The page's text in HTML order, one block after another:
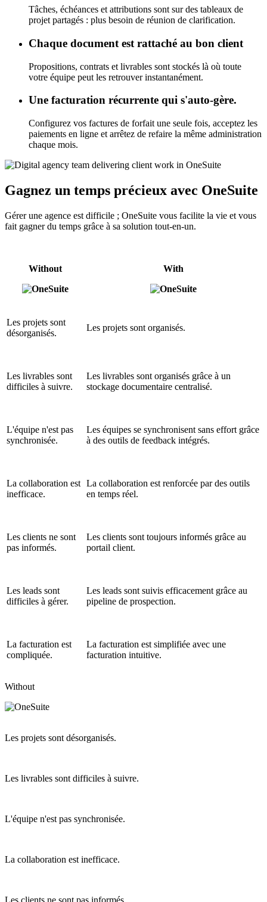
Tâches, échéances et attributions sont sur des tableaux de
projet partagés : plus besoin de réunion de clarification.
Chaque document est rattaché au bon client
Propositions, contrats et livrables sont stockés là où toute
votre équipe peut les retrouver instantanément.
Une facturation récurrente qui s'auto-gère.
Configurez vos factures de forfait une seule fois, acceptez les
paiements en ligne et arrêtez de refaire la même administration
chaque mois.
Gagnez un temps précieux avec OneSuite
Gérer une agence est difficile ; OneSuite vous facilite la vie et vous
fait gagner du temps grâce à sa solution tout-en-un.
Without With
Les projets sont
désorganisés.
Les projets sont organisés.
Les livrables sont
difficiles à suivre.
Les livrables sont organisés grâce à un
stockage documentaire centralisé.
L'équipe n'est pas
synchronisée.
Les équipes se synchronisent sans effort grâce
à des outils de feedback intégrés.
La collaboration est
inefficace.
La collaboration est renforcée par des outils
en temps réel.
Les clients ne sont
pas informés.
Les clients sont toujours informés grâce au
portail client.
Les leads sont
difficiles à gérer.
Les leads sont suivis efficacement grâce au
pipeline de prospection.
La facturation est
compliquée.
La facturation est simplifiée avec une
facturation intuitive.
Without
Les projets sont désorganisés.
Les livrables sont difficiles à suivre.
L'équipe n'est pas synchronisée.
La collaboration est inefficace.
Les clients ne sont pas informés.